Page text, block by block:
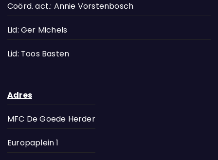
Coörd. act.: Annie Vorstenbosch
Lid: Ger Michels
Lid: Toos Basten
Adres
MFC De Goede Herder
Europaplein 1